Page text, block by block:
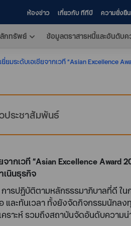
ห้องข่าว เกี่ยวกับ ทีทีบี ความยั่งยืน
กทรัพย์ ข้อมูลตราสารหนี้และอันดับค
มระดับเอเชียจากเวที “Asian Excellence
ประชาสัมพันธ์
กเวที “Asian Excellence Award
เนินธุรกิจ
ารปฏิบัติตามหลักธรรมาภิบาลที่ดี ใ
ละทันเวลา ทั้งยังจัดกิจกรรมนักล
าะห์ รวมถึงสถาบันจัดอันดับความ